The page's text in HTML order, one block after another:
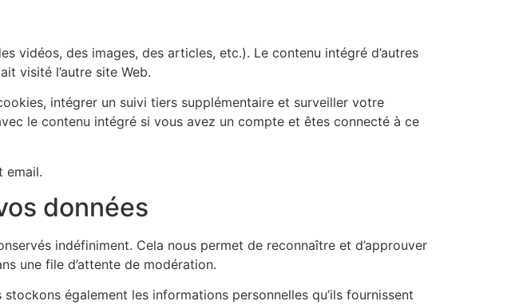
vidéos, des images, des articles, etc.). Le contenu intégré d’autres
visité l’autre site Web.
intégrer un suivi tiers supplémentaire et surveiller votre
le contenu intégré si vous avez un compte et êtes connecté à ce
email.
données
indéfiniment. Cela nous permet de reconnaître et d’approuver
une file d’attente de modération.
également les informations personnelles qu’ils fournissent